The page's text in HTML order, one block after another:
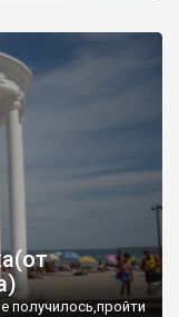
получилось,пройти